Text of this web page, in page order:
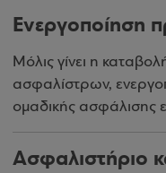
Ενεργοποίηση
Μόλις γίνει η
ασφαλίστρων,
ομαδικής ασφάλισης
Ασφαλιστήριο